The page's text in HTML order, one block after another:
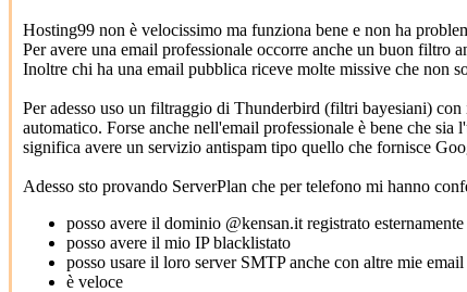
Hosting99 non è velocissimo ma funziona bene e non ha
Per avere una email professionale occorre anche un buon filtro
Inoltre chi ha una email pubblica riceve molte missive che non
Per adesso uso un filtraggio di Thunderbird (filtri bayesiani)
automatico. Forse anche nell'email professionale è bene che
significa avere un servizio antispam tipo quello che fornisce
Adesso sto provando ServerPlan che per telefono mi hanno
posso avere il dominio @kensan.it registrato esternamente
posso avere il mio IP blacklistato
posso usare il loro server SMTP anche con altre mie email
è veloce